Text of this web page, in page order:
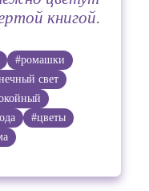
книгой.
#ромашки
свет
#цветы